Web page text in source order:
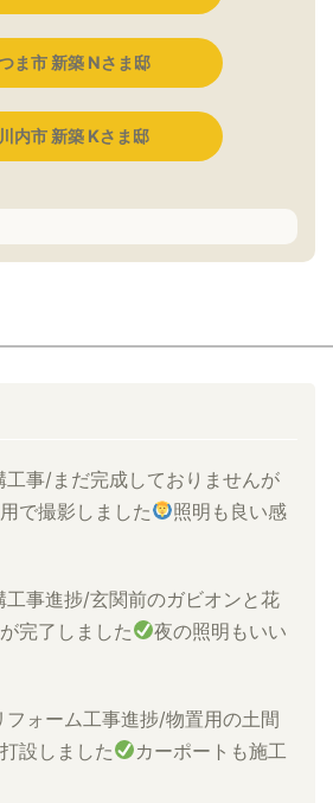
ま市 新築 Nさま邸
内市 新築 Kさま邸
工事/まだ完成しておりませんが
で撮影しました
照明も良い感
工事進捗/玄関前のガビオンと花
完了しました
夜の照明もいい
フォーム工事進捗/物置用の土間
設しました
カーポートも施工